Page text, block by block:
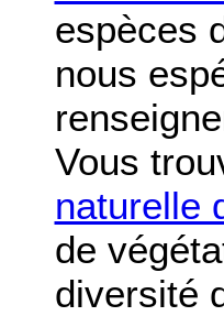
espèces
nous
Vous
naturelle
de
diversité